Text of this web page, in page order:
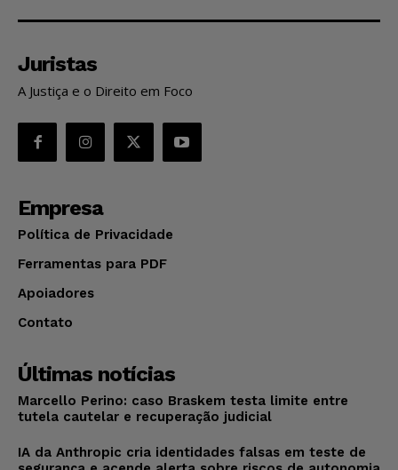
Juristas
A Justiça e o Direito em Foco
Empresa
Política de Privacidade
Ferramentas para PDF
Apoiadores
Contato
Últimas notícias
Marcello Perino: caso Braskem testa limite entre
tutela cautelar e recuperação judicial
IA da Anthropic cria identidades falsas em teste de